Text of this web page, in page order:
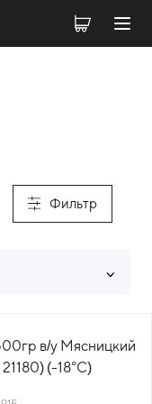
Фильтр
в/у Мясницкий
(-18°С)